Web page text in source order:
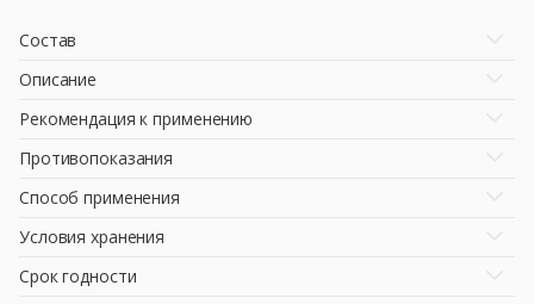
Состав
Описание
Рекомендация к применению
Противопоказания
Способ применения
Условия хранения
Срок годности